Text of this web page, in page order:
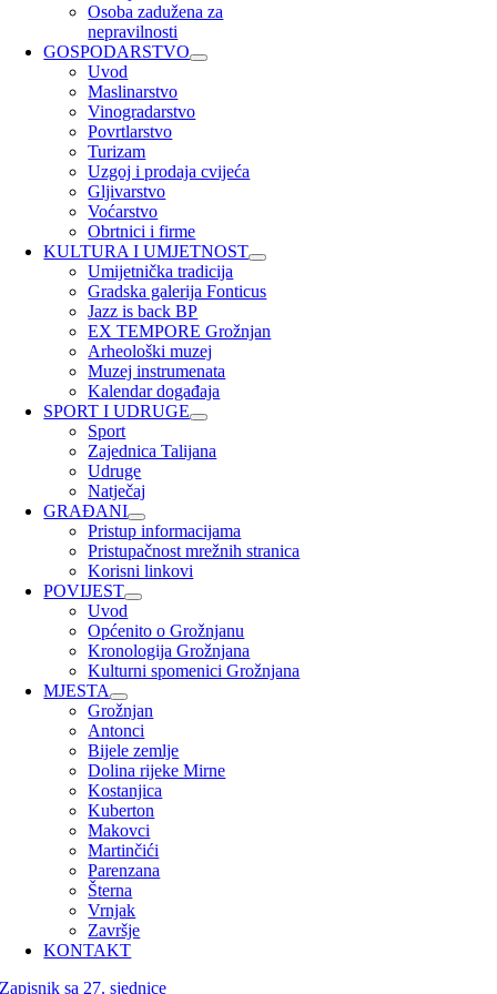
Osoba zadužena za
nepravilnosti
GOSPODARSTVO
Uvod
Maslinarstvo
Vinogradarstvo
Povrtlarstvo
Turizam
Uzgoj i prodaja cvijeća
Gljivarstvo
Voćarstvo
Obrtnici i firme
KULTURA I UMJETNOST
Umijetnička tradicija
Gradska galerija Fonticus
Jazz is back BP
EX TEMPORE Grožnjan
Arheološki muzej
Muzej instrumenata
Kalendar događaja
SPORT I UDRUGE
Sport
Zajednica Talijana
Udruge
Natječaj
GRAĐANI
Pristup informacijama
Pristupačnost mrežnih stranica
Korisni linkovi
POVIJEST
Uvod
Općenito o Grožnjanu
Kronologija Grožnjana
Kulturni spomenici Grožnjana
MJESTA
Grožnjan
Antonci
Bijele zemlje
Dolina rijeke Mirne
Kostanjica
Kuberton
Makovci
Martinčići
Parenzana
Šterna
Vrnjak
Završje
KONTAKT
Zapisnik sa 27. sjednice